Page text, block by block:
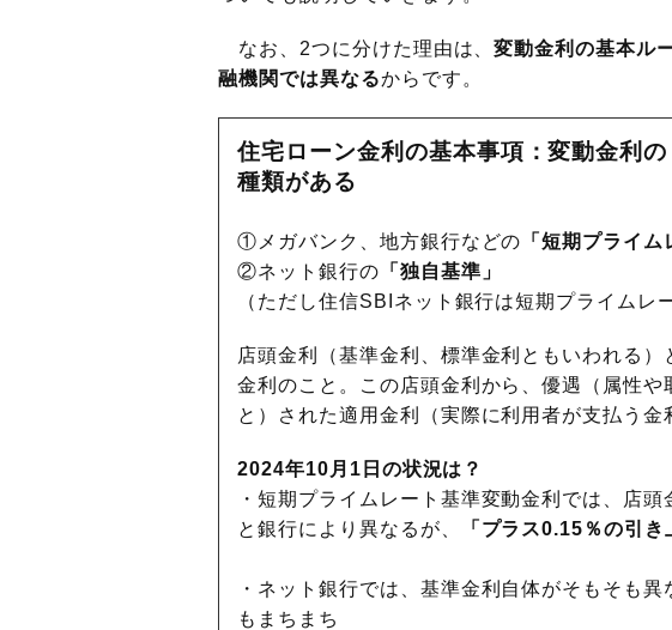
なお、2つに分けた理由は、変動金利の基本ル
融機関では異なるからです。
住宅ローン金利の基本事項：変動金利
種類がある
①メガバンク、地方銀行などの 「短期プライム
②ネット銀行の 「独自基準」
（ただし住信SBIネット銀行は短期プライムレ
店頭金利（基準金利、標準金利ともいわれる
金利のこと。この店頭金利から、優遇（属性や
と）された適用金利（実際に利用者が支払う金
2024年10月1日の状況は？
・短期プライムレート基準変動金利では、店
と銀行により異なるが、
「プラス0.15％の引き
・ネット銀行では、基準金利自体がそもそも
もまちまち